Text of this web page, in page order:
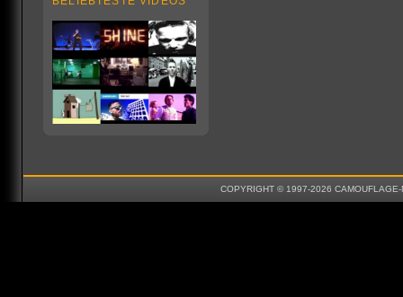
COPYRIGHT © 1997-2026 CAMOUFLAGE-